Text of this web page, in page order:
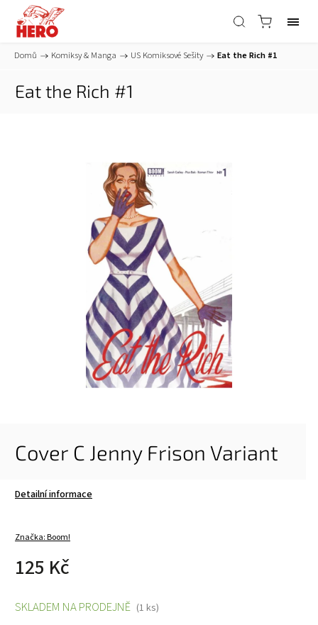
Domů / Komiksy & Manga / US Komiksové Sešity / Eat the Rich #1
Eat the Rich #1
Cover C Jenny Frison Variant
Detailní informace
Značka:Boom!
125 Kč
SKLADEM NA PRODEJNĚ (1 ks)